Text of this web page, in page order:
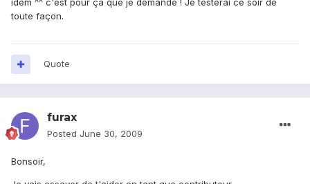
idem ^^ c'est pour ça que je demande ! Je testerai ce soir de
toute façon.
Quote
furax
Posted June 30, 2009
Bonsoir,